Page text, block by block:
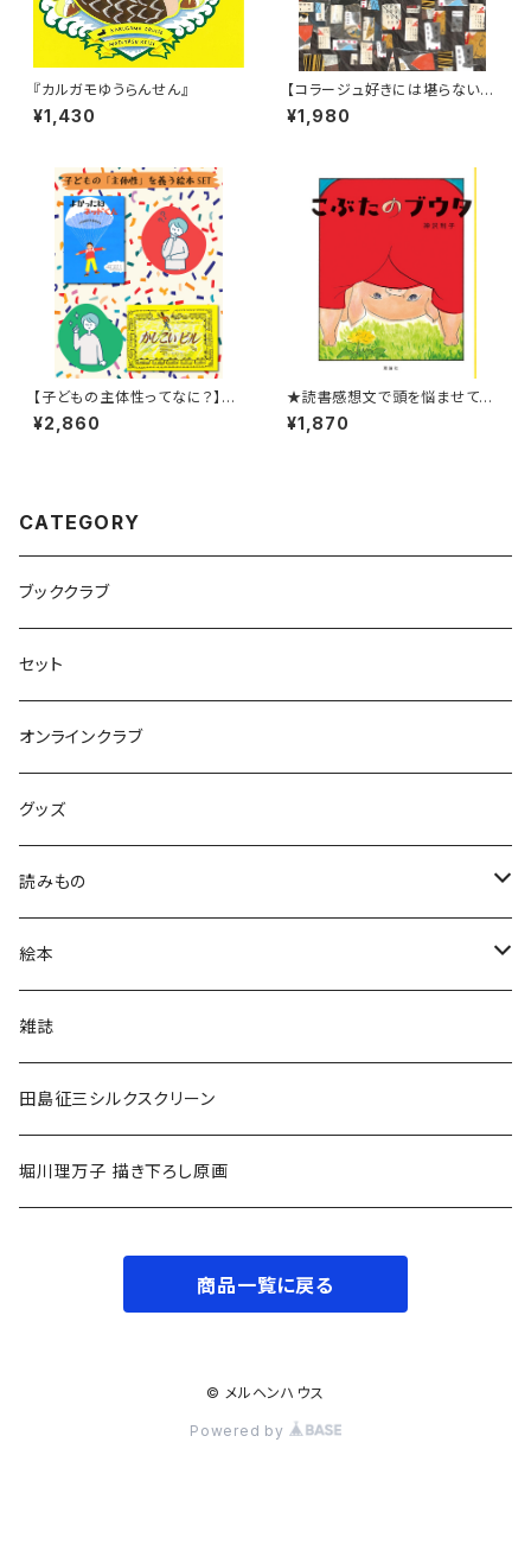
『カルガモゆうらんせん』
¥1,430
【コラージュ好きには堪らない！
台湾人作家の描いた絵本】『HO
ME』
¥1,980
【子どもの主体性ってなに？】
「子どもの主体性を育む絵本」S
ET
¥2,860
★読書感想文で頭を悩ませてい
る小学低学年へ★【半世紀以上
前に書かれた幼年童話が復
¥1,870
CATEGORY
ブッククラブ
セット
オンラインクラブ
グッズ
読みもの
小学低学年〜
小学中学年〜
小学高学年〜
中高生〜
絵本
0〜2歳〜
3〜5歳〜
小学低学年〜
小学高学年〜
雑誌
田島征三シルクスクリーン
堀川理万子 描き下ろし原画
商品一覧に戻る
© メルヘンハウス
Powered by